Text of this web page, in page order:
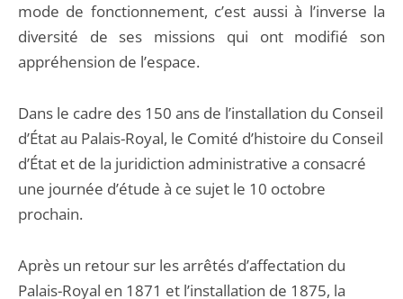
mode de fonctionnement, c’est aussi à l’inverse la
diversité de ses missions qui ont modifié son
appréhension de l’espace.
Dans le cadre des 150 ans de l’installation du Conseil
d’État au Palais-Royal, le Comité d’histoire du Conseil
d’État et de la juridiction administrative a consacré
une journée d’étude à ce sujet le 10 octobre
prochain.
Après un retour sur les arrêtés d’affectation du
Palais-Royal en 1871 et l’installation de 1875, la